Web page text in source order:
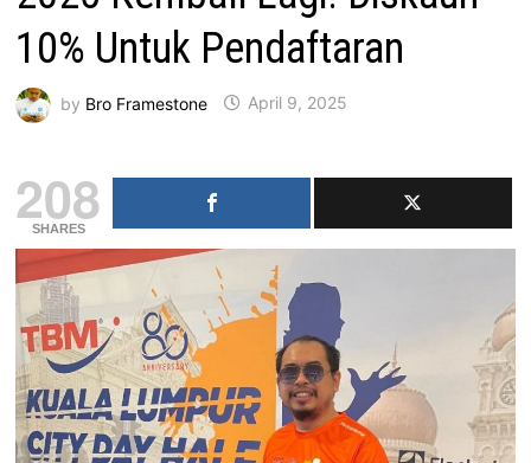
10% Untuk Pendaftaran
by Bro Framestone April 9, 2025
208
SHARES